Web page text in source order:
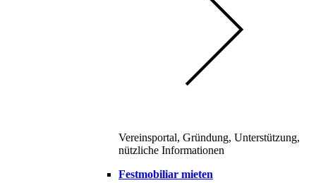
Vereinsportal, Gründung, Unterstützung,
nützliche Informationen
Festmobiliar mieten